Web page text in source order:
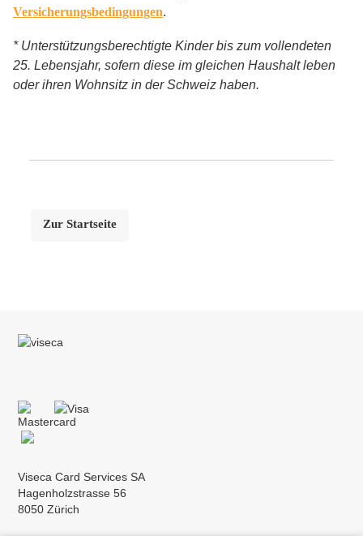
Versicherungsbedingungen.
* Unterstützungsberechtigte Kinder bis zum vollendeten
25. Lebensjahr, sofern diese im gleichen Haushalt leben
oder ihren Wohnsitz in der Schweiz haben.
Zur Startseite
Viseca Card Services SA
Hagenholzstrasse 56
8050 Zürich